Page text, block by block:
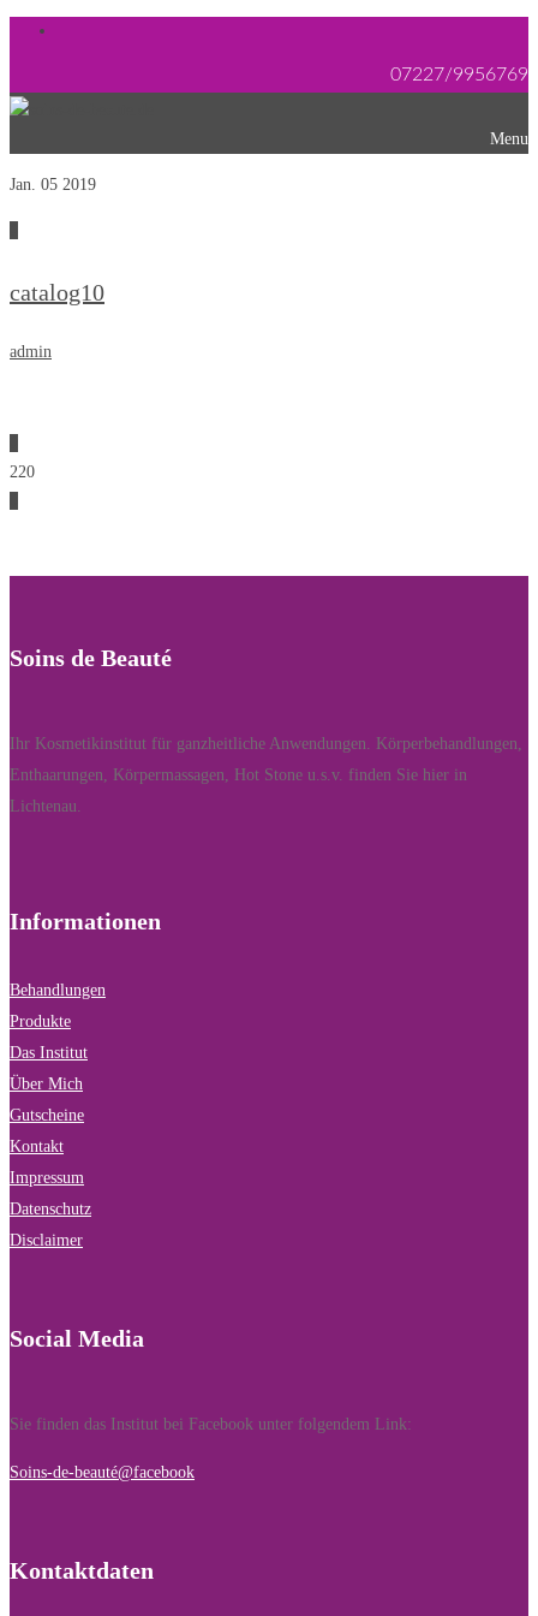
07227/9956769
Menu
Jan. 05 2019
catalog10
admin
220
Soins de Beauté
Ihr Kosmetikinstitut für ganzheitliche Anwendungen. Körperbehandlungen,
Enthaarungen, Körpermassagen, Hot Stone u.s.v. finden Sie hier in
Lichtenau.
Informationen
Behandlungen
Produkte
Das Institut
Über Mich
Gutscheine
Kontakt
Impressum
Datenschutz
Disclaimer
Social Media
Sie finden das Institut bei Facebook unter folgendem Link:
Soins-de-beauté@facebook
Kontaktdaten